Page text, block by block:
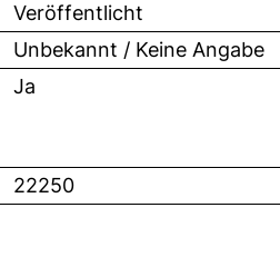
Veröffentlicht
Unbekannt / Keine Angabe
Ja
22250